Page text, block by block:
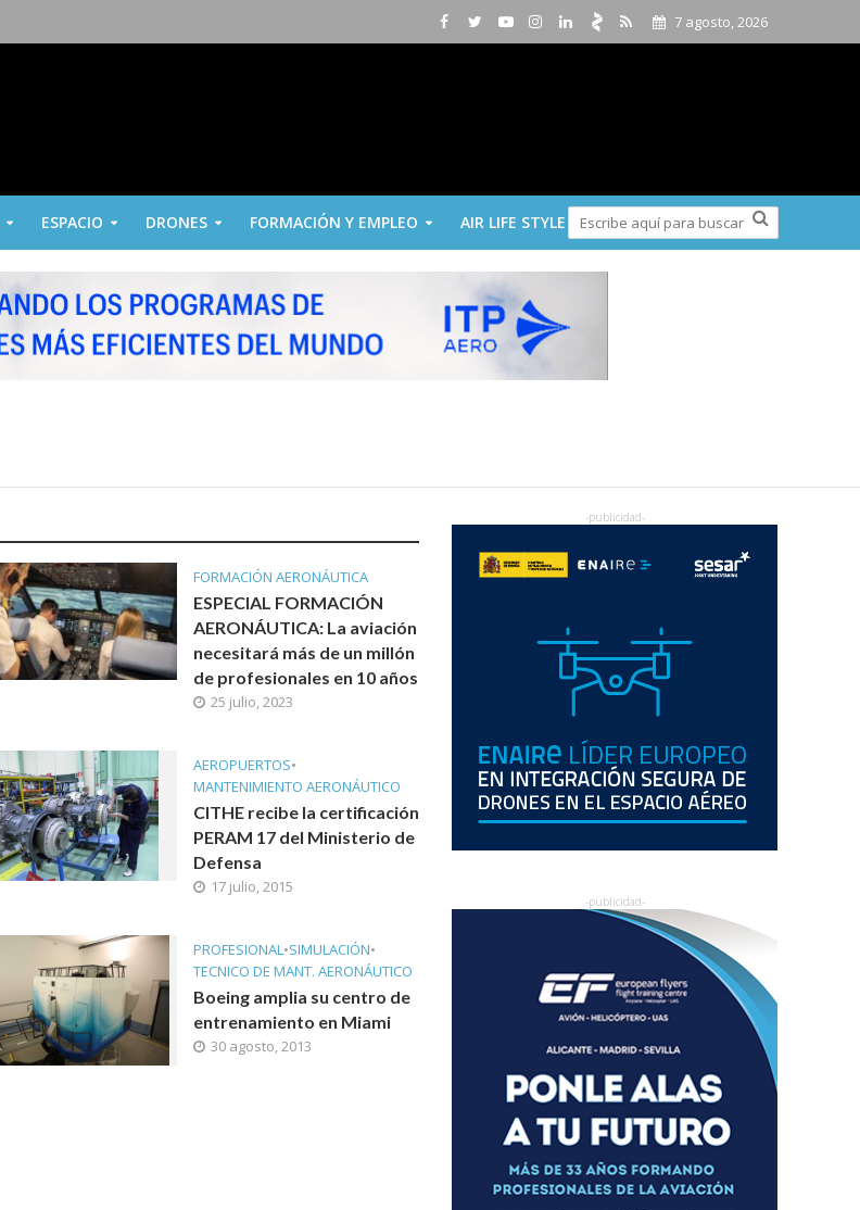
7 agosto, 2026
ESPACIO DRONES FORMACIÓN Y EMPLEO AIR LIFE STYLE
FORMACIÓN AERONÁUTICA
ESPECIAL FORMACIÓN
AERONÁUTICA: La aviación
necesitará más de un millón
de profesionales en 10 años
25 julio, 2023
AEROPUERTOS•
MANTENIMIENTO AERONÁUTICO
CITHE recibe la certificación
PERAM 17 del Ministerio de
Defensa
17 julio, 2015
PROFESIONAL•SIMULACIÓN•
TECNICO DE MANT. AERONÁUTICO
Boeing amplia su centro de
entrenamiento en Miami
30 agosto, 2013